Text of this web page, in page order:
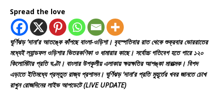
Spread the love
ঘূর্ণিঝড় ‘দানা’র আতঙ্কে কাঁপছে বাংলা-ওড়িশা। বৃহস্পতিবার রাত থেকে শুক্রবার ভোররাতের
মধ্যেই ল্যান্ডফল ওড়িশার ভিতরকণিকা ও ধামারার কাছে। সর্বোচ্চ গতিবেগ হতে পারে ১২০
কিলোমিটার প্রতি ঘণ্টা। বাংলার উপকূলীয় এলাকায় ক্ষয়ক্ষতির আশঙ্কা মারাত্মক। বিপদ
এড়াতে ইতিমধ্যে প্রস্তুত রাজ্য প্রশাসন। ঘূর্ণিঝড় ‘দানা’র প্রতি মুহূর্তের খবর জানতে চোখ
রাখুন রোজদিনের লাইভ আপডেটে (LIVE UPDATE)